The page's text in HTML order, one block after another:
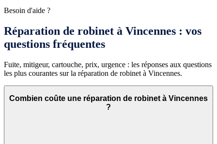
Besoin d'aide ?
Réparation de robinet à Vincennes : vos
questions fréquentes
Fuite, mitigeur, cartouche, prix, urgence : les réponses aux questions
les plus courantes sur la réparation de robinet à Vincennes.
Combien coûte une réparation de robinet à Vincennes
?